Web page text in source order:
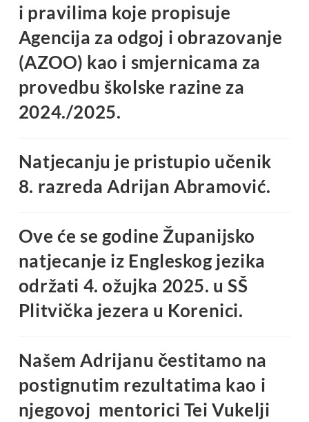
i pravilima koje propisuje
Agencija za odgoj i obrazovanje
(AZOO) kao i smjernicama za
provedbu školske razine za
2024./2025.
Natjecanju je pristupio učenik
8. razreda Adrijan Abramović.
Ove će se godine Županijsko
natjecanje iz Engleskog jezika
održati 4. ožujka 2025. u SŠ
Plitvička jezera u Korenici.
Našem Adrijanu čestitamo na
postignutim rezultatima kao i
njegovoj mentorici Tei Vukelji